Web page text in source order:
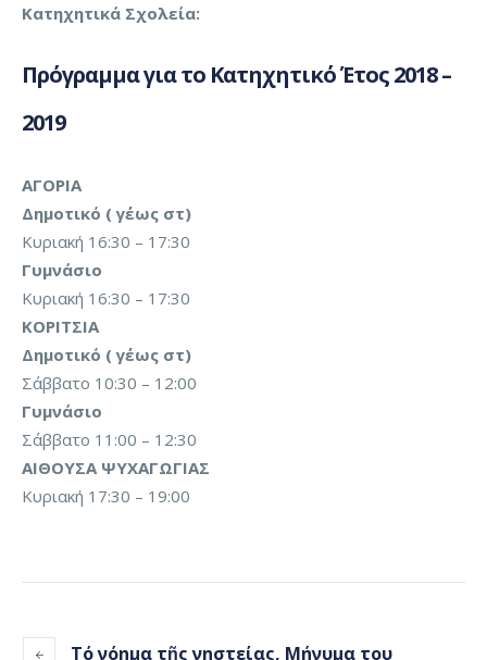
Κατηχητικά Σχολεία:
Πρόγραμμα για το Κατηχητικό Έτος 2018 –
2019
ΑΓΟΡΙΑ
Δημοτικό ( γ΄έως στ)
Κυριακή 16:30 – 17:30
Γυμνάσιο
Κυριακή 16:30 – 17:30
ΚΟΡΙΤΣΙΑ
Δημοτικό ( γ΄έως στ)
Σάββατο 10:30 – 12:00
Γυμνάσιο
Σάββατο 11:00 – 12:30
ΑΙΘΟΥΣΑ ΨΥΧΑΓΩΓΙΑΣ
Κυριακή 17:30 – 19:00
Τό νόημα τῆς νηστείας, Μήνυμα του